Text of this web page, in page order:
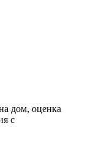
дом, оценка
с